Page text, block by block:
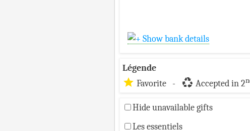
Show bank details
Légende
star Favorite - recycling Accepted in 2
Hide unavailable gifts
Les essentiels